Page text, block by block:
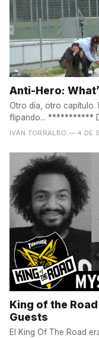
Anti-Hero:
Otro día, otro capítulo.
flipando... ***********
IVÁN TORRALBO — 4 DE
King of the
Guests
El King Of The Road